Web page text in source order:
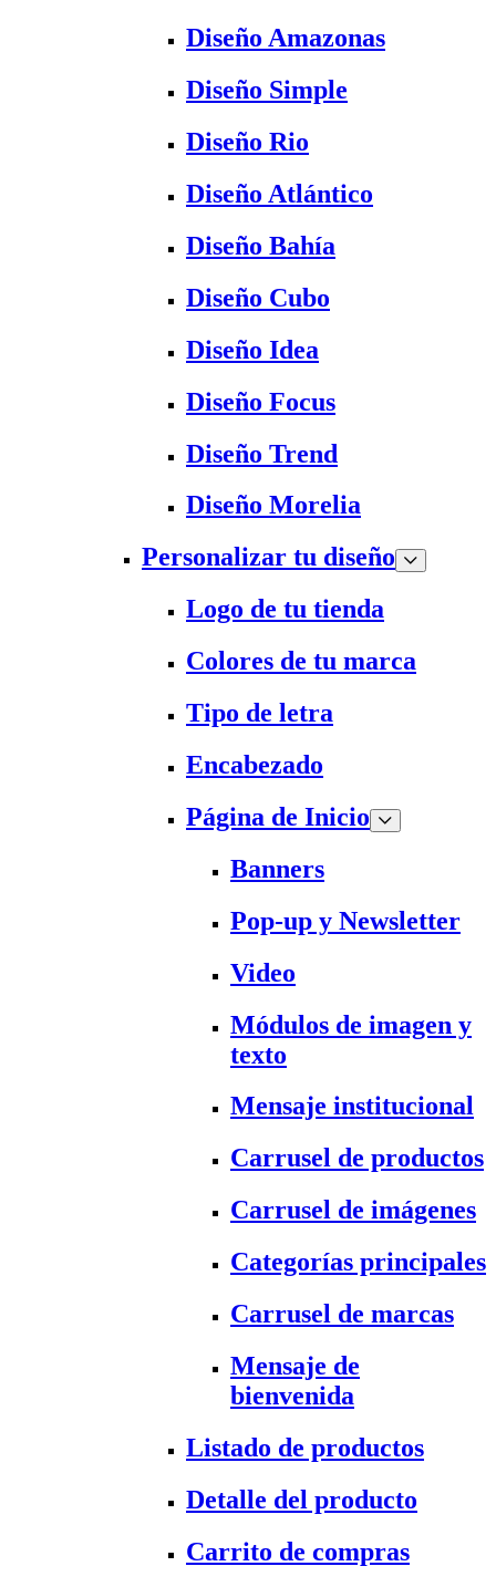
Diseño Amazonas
Diseño Simple
Diseño Rio
Diseño Atlántico
Diseño Bahía
Diseño Cubo
Diseño Idea
Diseño Focus
Diseño Trend
Diseño Morelia
Personalizar tu diseño
Logo de tu tienda
Colores de tu marca
Tipo de letra
Encabezado
Página de Inicio
Banners
Pop-up y Newsletter
Video
Módulos de imagen y
texto
Mensaje institucional
Carrusel de productos
Carrusel de imágenes
Categorías principales
Carrusel de marcas
Mensaje de
bienvenida
Listado de productos
Detalle del producto
Carrito de compras